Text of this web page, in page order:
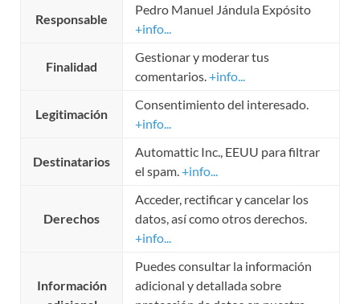
Responsable
Pedro Manuel Jándula Expósito
+info...
Finalidad
Gestionar y moderar tus
comentarios. +info...
Legitimación
Consentimiento del interesado.
+info...
Destinatarios
Automattic Inc., EEUU para filtrar
el spam. +info...
Derechos
Acceder, rectificar y cancelar los
datos, así como otros derechos.
+info...
Información
Puedes consultar la información
adicional y detallada sobre